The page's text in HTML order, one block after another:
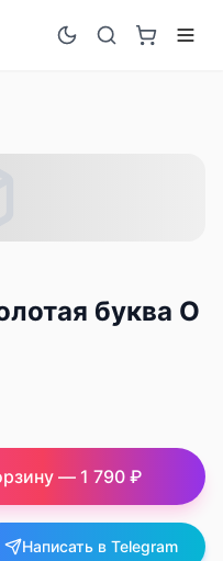
буква O
— 1 790 ₽
Написать в Telegram